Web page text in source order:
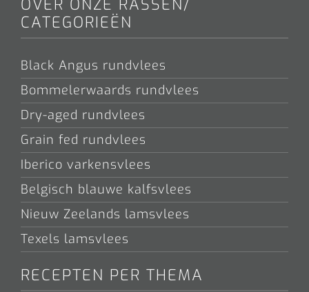
OVER ONZE RASSEN/
CATEGORIEËN
Black Angus rundvlees
Bommelerwaards rundvlees
Dry-aged rundvlees
Grain fed rundvlees
Iberico varkensvlees
Belgisch blauwe kalfsvlees
Nieuw Zeelands lamsvlees
Texels lamsvlees
RECEPTEN PER THEMA